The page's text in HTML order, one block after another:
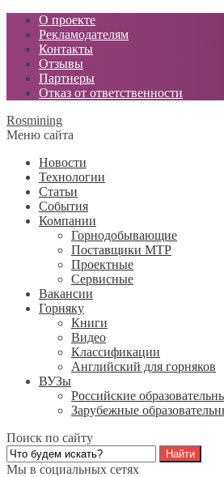
О проекте
Рекламодателям
Контакты
Отзывы
Партнеры
Отказ от ответственности
Rosmining
Меню сайта
Новости
Технологии
Статьи
События
Компании
Горнодобывающие
Поставщики МТР
Проектные
Сервисные
Вакансии
Горняку
Книги
Видео
Классификации
Английский для горняков
ВУЗы
Российские
Зарубежные
Поиск по сайту
Мы в социальных сетях